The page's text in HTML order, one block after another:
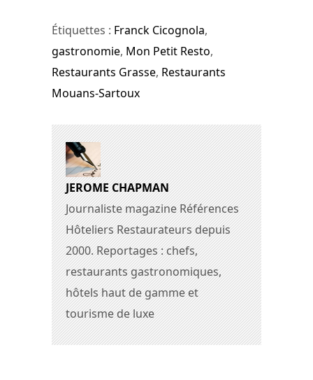
Étiquettes : Franck Cicognola,
gastronomie, Mon Petit Resto,
Restaurants Grasse, Restaurants
Mouans-Sartoux
JEROME CHAPMAN
Journaliste magazine Références
Hôteliers Restaurateurs depuis
2000. Reportages : chefs,
restaurants gastronomiques,
hôtels haut de gamme et
tourisme de luxe